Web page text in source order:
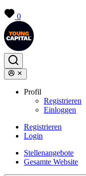
0
Profil
Registrieren
Einloggen
Registrieren
Login
Stellenangebote
Gesamte Website